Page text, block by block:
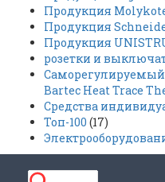
Продукция
Продукция
Продукция
розетки и
Bartec Heat Trace
Средства
Топ-100 (17)